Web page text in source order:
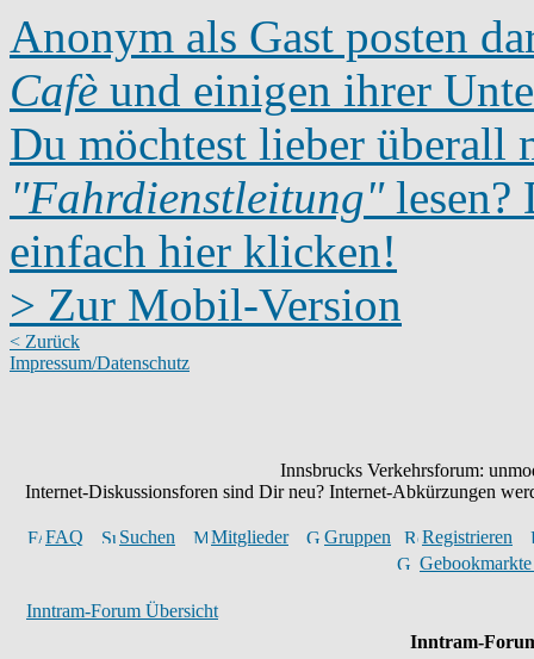
Anonym als Gast posten
Cafè und einigen ihrer
Du möchtest lieber überall
"Fahrdienstleitung"lesen?
einfach hier klicken!
> Zur Mobil-Version
< Zurück
Impressum/Datenschutz
Innsbrucks Verkehrsforum:
Internet-Diskussionsforen sind Dir neu? Internet-Abkürzungen
FAQ Suchen Mitglieder Gruppen
Registrieren
Inntram-Forum Übersicht
Inntram-